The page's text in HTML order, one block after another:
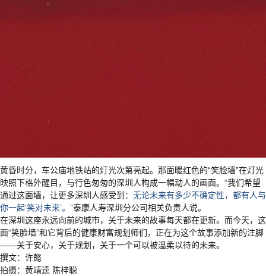
黄昏时分，车公庙地铁站的灯光次第亮起。那面暖红色的“笑脸墙”在灯光
映照下格外醒目，与行色匆匆的深圳人构成一幅动人的画面。“我们希望
通过这面墙，让更多深圳人感受到： 无论未来有多少不确定性，都有人与
你一起‘笑对未来’。 ”泰康人寿深圳分公司相关负责人说。
在深圳这座永远向前的城市，关于未来的故事每天都在更新。而今天，这
面“笑脸墙”和它背后的健康财富规划师们，正在为这个故事添加新的注脚
——关于安心，关于规划，关于一个可以被温柔以待的未来。
撰文：许懿
拍摄：黄靖逵 陈梓聪